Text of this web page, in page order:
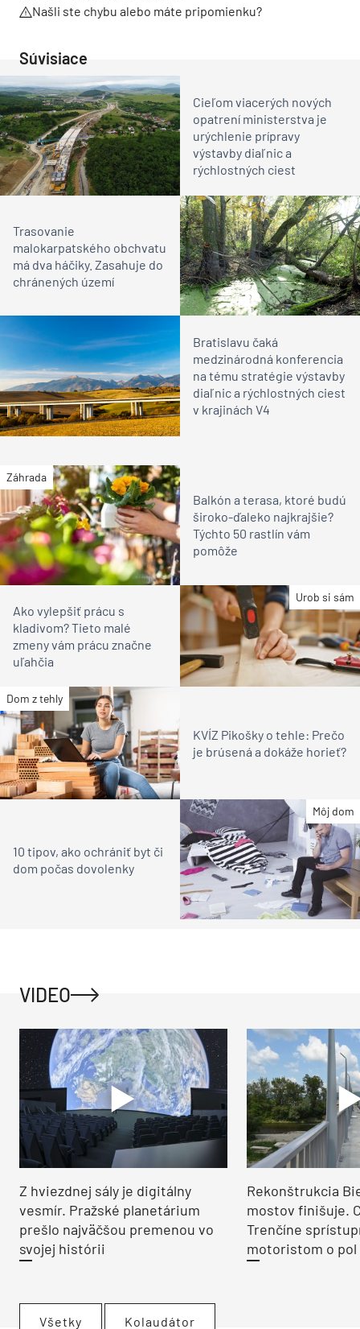
Našli ste chybu alebo máte pripomienku?
Súvisiace
Cieľom viacerých nových
opatrení ministerstva je
urýchlenie prípravy
výstavby diaľnic a
rýchlostných ciest
Trasovanie
malokarpatského obchvatu
má dva háčiky. Zasahuje do
chránených území
Bratislavu čaká
medzinárodná konferencia
na tému stratégie výstavby
diaľnic a rýchlostných ciest
v krajinách V4
Záhrada
Balkón a terasa, ktoré budú
široko-ďaleko najkrajšie?
Týchto 50 rastlín vám
pomôže
Urob si sám
Ako vylepšiť prácu s
kladivom? Tieto malé
zmeny vám prácu značne
uľahčia
Dom z tehly
KVÍZ Pikošky o tehle: Prečo
je brúsená a dokáže horieť?
Môj dom
10 tipov, ako ochrániť byt či
dom počas dovolenky
VIDEO
Z hviezdnej sály je digitálny
vesmír. Pražské planetárium
prešlo najväčšou premenou vo
svojej histórii
Rekonštrukcia
mostov finišuje.
Trenčíne
motoristom o pol
Všetky Kolaudátor